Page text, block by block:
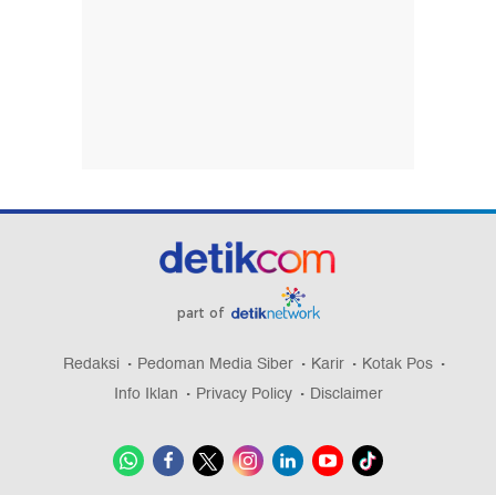
part of
Redaksi Pedoman Media Siber Karir
Kotak Pos
Info Iklan
Privacy Policy Disclaimer